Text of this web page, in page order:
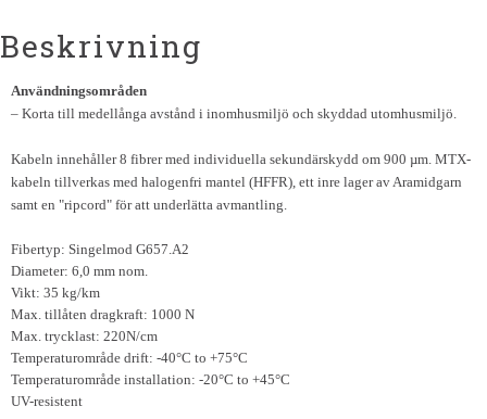
Beskrivning
Användningsområden
– Korta till medellånga avstånd i inomhusmiljö och skyddad utomhusmiljö.
Kabeln innehåller 8 fibrer med individuella sekundärskydd om 900 µm. MTX-
kabeln tillverkas med halogenfri mantel (HFFR), ett inre lager av Aramidgarn
samt en "ripcord" för att underlätta avmantling.
Fibertyp: Singelmod G657.A2
Diameter: 6,0 mm nom.
Vikt: 35 kg/km
Max. tillåten dragkraft: 1000 N
Max. trycklast: 220N/cm
Temperaturområde drift: -40°C to +75°C
Temperaturområde installation: -20°C to +45°C
UV-resistent